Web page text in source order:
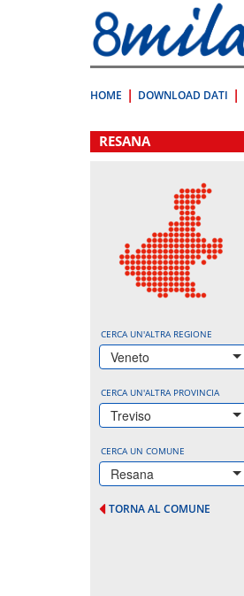
direttamente
a:
Contenuto
HOME DOWNLOAD DATI
.
RESANA
CERCA UN'ALTRA REGIONE
Veneto
CERCA UN'ALTRA PROVINCIA
Treviso
CERCA UN COMUNE
Resana
TORNA AL COMUNE